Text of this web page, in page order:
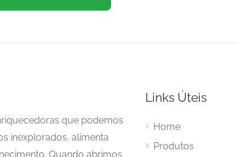
que podemos
inexplorados, alimenta
Quando abrimos
Links Úteis
Home
Produtos